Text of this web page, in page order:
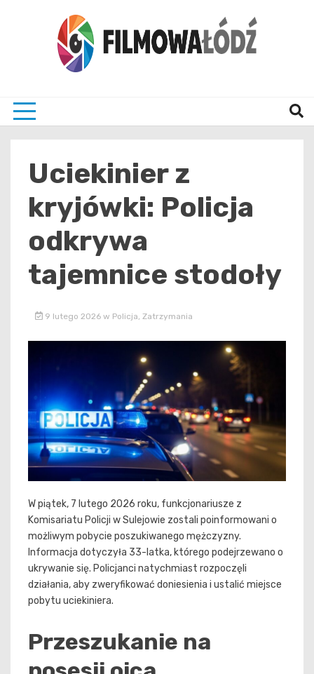
Uciekinier z
kryjówki: Policja
odkrywa
tajemnice stodoły
9 lutego 2026 w Policja Zatrzymania
W piątek, 7 lutego 2026 roku, funkcjonariusze z
Komisariatu Policji w Sulejowie zostali poinformowani o
możliwym pobycie poszukiwanego mężczyzny.
Informacja dotyczyła 33-latka, którego podejrzewano o
ukrywanie się. Policjanci natychmiast rozpoczęli
działania, aby zweryfikować doniesienia i ustalić miejsce
pobytu uciekiniera.
Przeszukanie na